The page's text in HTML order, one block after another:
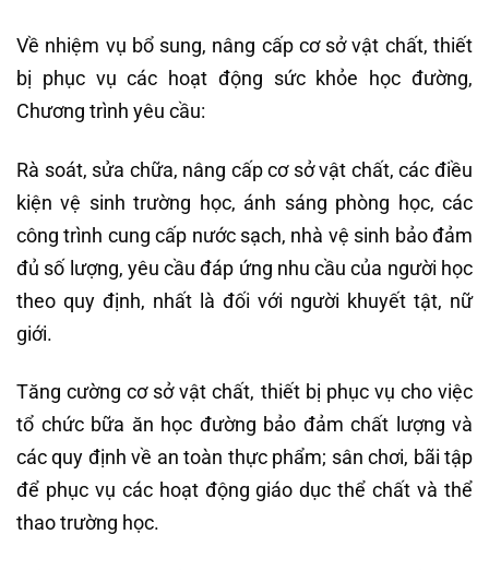
Về nhiệm vụ bổ sung, nâng cấp cơ sở vật chất, thiết
bị phục vụ các hoạt động sức khỏe học đường,
Chương trình yêu cầu:
Rà soát, sửa chữa, nâng cấp cơ sở vật chất, các điều
kiện vệ sinh trường học, ánh sáng phòng học, các
công trình cung cấp nước sạch, nhà vệ sinh bảo đảm
đủ số lượng, yêu cầu đáp ứng nhu cầu của người học
theo quy định, nhất là đối với người khuyết tật, nữ
giới.
Tăng cường cơ sở vật chất, thiết bị phục vụ cho việc
tổ chức bữa ăn học đường bảo đảm chất lượng và
các quy định về an toàn thực phẩm; sân chơi, bãi tập
để phục vụ các hoạt động giáo dục thể chất và thể
thao trường học.